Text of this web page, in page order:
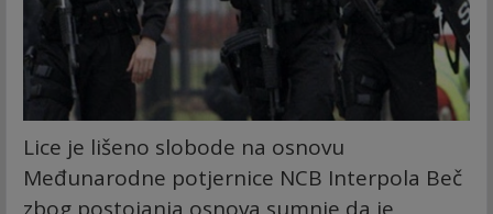
Lice je lišeno slobode na osnovu
Međunarodne potjernice NCB Interpola Beč
zbog postojanja osnova sumnje da je